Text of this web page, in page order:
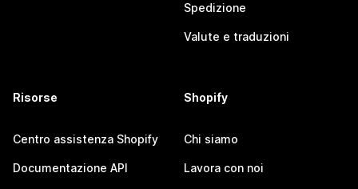
Spedizione
Valute e traduzioni
Risorse
Centro assistenza Shopify
Documentazione API
Shopify
Chi siamo
Lavora con noi